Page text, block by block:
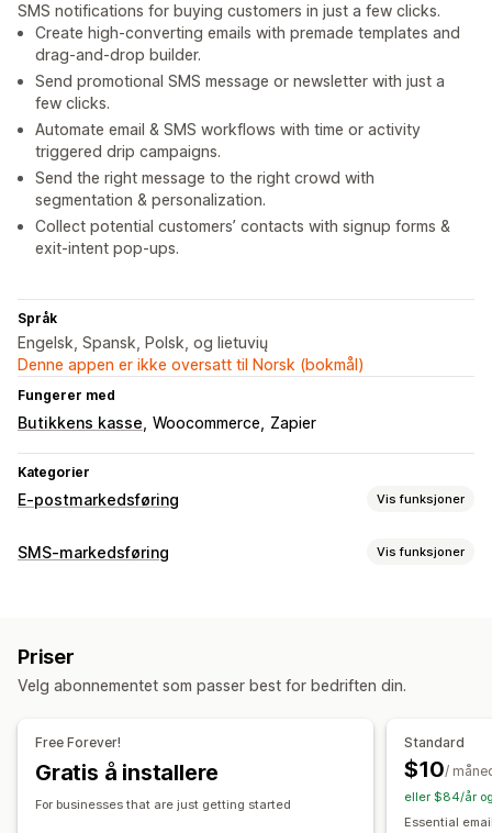
SMS notifications for buying customers in just a few clicks.
Create high-converting emails with premade templates and
drag-and-drop builder.
Send promotional SMS message or newsletter with just a
few clicks.
Automate email & SMS workflows with time or activity
triggered drip campaigns.
Send the right message to the right crowd with
segmentation & personalization.
Collect potential customers’ contacts with signup forms &
exit-intent pop-ups.
Språk
Engelsk, Spansk, Polsk, og lietuvių
Denne appen er ikke oversatt til Norsk (bokmål)
Fungerer med
Butikkens kasse Woocommerce Zapier
Kategorier
E-postmarkedsføring Vis funksjoner
Kampanjetyper
E-postmeldinger om handlekurven
E-postmeldinger i kassen Utgangsintensjon
Oppfølgings-e-poster
DRIP-kampanjer Egendefinerte kampanjer
SMS-markedsføring Vis funksjoner
Personaliserte meldinger
Sanntidsanalyser Segmentering Tilpassede segmenter
Arbeidsflytautomatisering
Bestillingsbekreftelser
Velkomstmeldinger
Priser
Velg abonnementet som passer best for bedriften din.
Free Forever!
Gratis å installere
For businesses that are just getting started
Standard
$10/
eller $84/år
Essential